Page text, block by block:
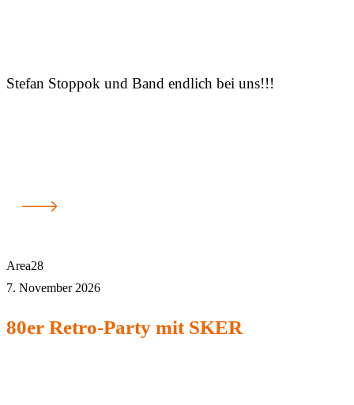
Stefan Stoppok und Band endlich bei uns!!!
Area28
7. November 2026
80er Retro-Party mit SKER